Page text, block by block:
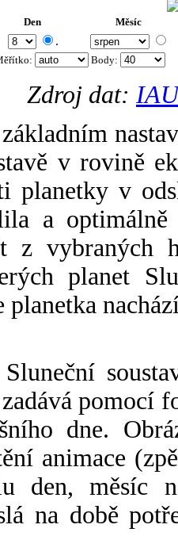
Den Měsíc
.
Body:
Zdroj dat:
v rovině
planetky v
a
z vybraných
planet
planetka
pomocí
dne.
animace
den, měsíc
na době